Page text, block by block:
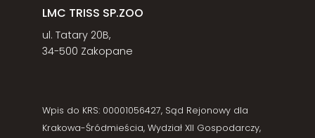
LMC TRISS SP.ZOO
ul. Tatary 20B,
34-500 Zakopane
Wpis do KRS: 00001056427, Sąd Rejonowy dla
Krakowa-Śródmieścia, Wydział XII Gospodarczy,